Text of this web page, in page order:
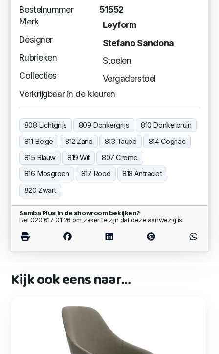
Bestelnummer
51552
Merk
Leyform
Designer
Stefano Sandona
Rubrieken
Stoelen
Collecties
Vergaderstoel
Verkrijgbaar in de kleuren
808 Lichtgrijs 809 Donkergrijs
810 Donkerbruin
811 Beige
812 Zand 813 Taupe
814 Cognac
815 Blauw
819 Wit
807 Creme
816 Mosgroen
817 Rood
818 Antraciet
820 Zwart
Samba Plus in de showroom bekijken?
Bel 020 617 01 26 om zeker te zijn dat deze aanwezig is.
Kijk ook eens naar…